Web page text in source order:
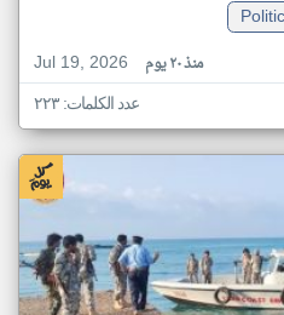
Jul 19, 2026
منذ ٢٠ يوم
عدد الكلمات: ٢٢٣